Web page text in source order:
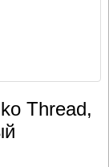
Thread,